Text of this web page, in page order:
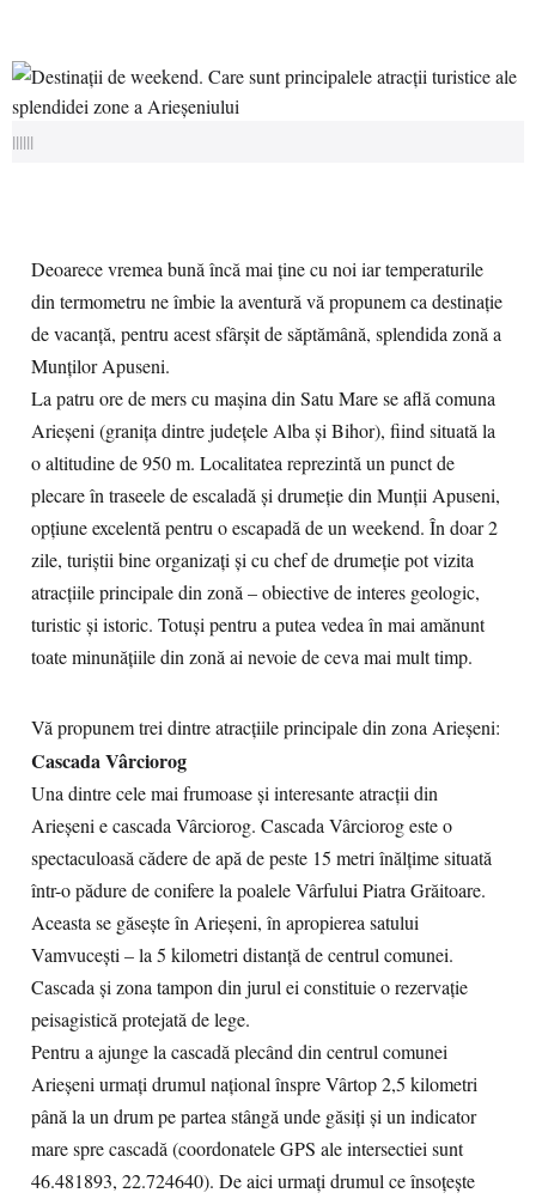
||||||
Deoarece vremea bună încă mai ține cu noi iar temperaturile
din termometru ne îmbie la aventură vă propunem ca destinație
de vacanță, pentru acest sfârșit de săptămână, splendida zonă a
Munților Apuseni.
La patru ore de mers cu maşina din Satu Mare se află comuna
Arieșeni (graniţa dintre judeţele Alba şi Bihor), fiind situată la
o altitudine de 950 m. Localitatea reprezintă un punct de
plecare în traseele de escaladă şi drumeţie din Munții Apuseni,
opţiune excelentă pentru o escapadă de un weekend. În doar 2
zile, turiştii bine organizați şi cu chef de drumeţie pot vizita
atracțiile principale din zonă – obiective de interes geologic,
turistic şi istoric. Totuşi pentru a putea vedea în mai amănunt
toate minunăţiile din zonă ai nevoie de ceva mai mult timp.
Vă propunem trei dintre atracţiile principale din zona Arieşeni:
Cascada Vârciorog
Una dintre cele mai frumoase şi interesante atracţii din
Arieşeni e cascada Vârciorog. Cascada Vârciorog este o
spectaculoasă cădere de apă de peste 15 metri înălţime situată
într-o pădure de conifere la poalele Vârfului Piatra Grăitoare.
Aceasta se găseşte în Arieşeni, în apropierea satului
Vamvuceşti – la 5 kilometri distanţă de centrul comunei.
Cascada şi zona tampon din jurul ei constituie o rezervaţie
peisagistică protejată de lege.
Pentru a ajunge la cascadă plecând din centrul comunei
Arieşeni urmaţi drumul naţional înspre Vârtop 2,5 kilometri
până la un drum pe partea stângă unde găsiţi şi un indicator
mare spre cascadă (coordonatele GPS ale intersectiei sunt
46.481893, 22.724640). De aici urmaţi drumul ce însoţeşte